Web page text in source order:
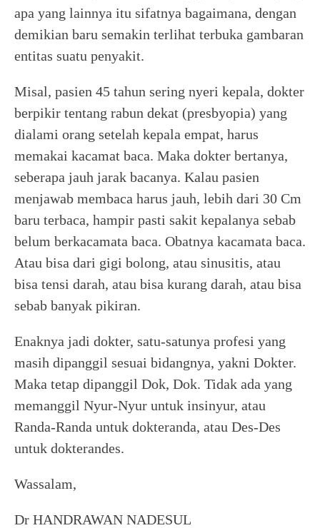
apa yang lainnya itu sifatnya bagaimana, dengan
demikian baru semakin terlihat terbuka gambaran
entitas suatu penyakit.
Misal, pasien 45 tahun sering nyeri kepala, dokter
berpikir tentang rabun dekat (presbyopia) yang
dialami orang setelah kepala empat, harus
memakai kacamat baca. Maka dokter bertanya,
seberapa jauh jarak bacanya. Kalau pasien
menjawab membaca harus jauh, lebih dari 30 Cm
baru terbaca, hampir pasti sakit kepalanya sebab
belum berkacamata baca. Obatnya kacamata baca.
Atau bisa dari gigi bolong, atau sinusitis, atau
bisa tensi darah, atau bisa kurang darah, atau bisa
sebab banyak pikiran.
Enaknya jadi dokter, satu-satunya profesi yang
masih dipanggil sesuai bidangnya, yakni Dokter.
Maka tetap dipanggil Dok, Dok. Tidak ada yang
memanggil Nyur-Nyur untuk insinyur, atau
Randa-Randa untuk dokteranda, atau Des-Des
untuk dokterandes.
Wassalam,
Dr HANDRAWAN NADESUL